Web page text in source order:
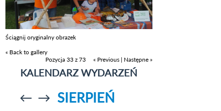
Ściągnij oryginalny obrazek
« Back to gallery
Pozycja 33 z 73
« Previous | Następne »
KALENDARZ WYDARZEŃ
Przejdź doPrzejdź do
SIERPIEŃ